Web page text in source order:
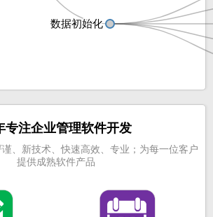
数据初始化
数据初始化
专注企业管理软件开发
、新技术、快速高效、专业；为每一位客户
提供成熟软件产品